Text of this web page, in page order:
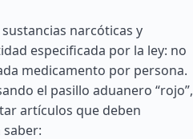
narcóticas y
especificada por la ley: no
medicamento por persona.
el pasillo aduanero “rojo”,
artículos que deben